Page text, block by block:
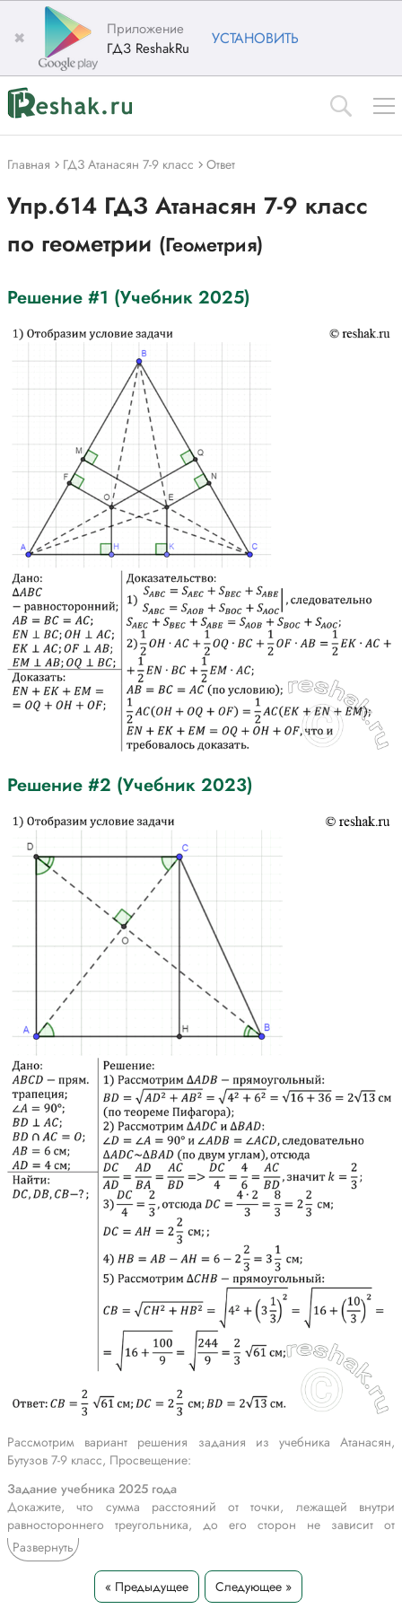
✖
Приложение
ГДЗ ReshakRu
УСТАНОВИТЬ
Главная ГДЗ Атанасян 7-9 класс Ответ
Упр.614 ГДЗ Атанасян 7-9 класс
по геометрии (Геометрия)
Решение #1 (Учебник 2025)
Решение #2 (Учебник 2023)
Рассмотрим вариант решения задания из учебника Атанасян,
Бутузов 7-9 класс, Просвещение:
Задание учебника 2025 года
Докажите, что сумма расстояний от точки, лежащей внутри
равностороннего треугольника, до его сторон не зависит от
положения этой точки.
Задание учебника 2023 года
Диагонали прямоугольной трапеции ABCD с прямым углом А
Развернуть
« Предыдущее Следующее »